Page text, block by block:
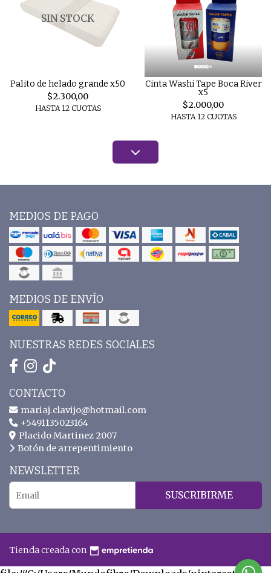
SIN STOCK
Palito de helado grande x50
$2.300,00
HASTA 12 CUOTAS
Cinta Washi Tape Boca River
x5
$2.000,00
HASTA 12 CUOTAS
MEDIOS DE PAGO
MEDIOS DE ENVÍO
NUESTRAS REDES SOCIALES
CONTACTO
mariaj.clavijo@hotmail.com
+5491135023164
Placido Martinez 2007
Botón de arrepentimiento
NEWSLETTER
SUSCRIBIRME
Tienda creada con